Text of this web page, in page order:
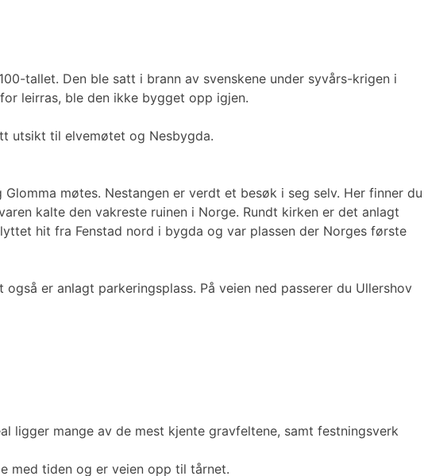
tallet. Den ble satt i brann av svenskene under syvårs-krigen i
leirras, ble den ikke bygget opp igjen.
utsikt til elvemøtet og Nesbygda.
møtes. Nestangen er verdt et besøk i seg selv. Her finner du
kalte den vakreste ruinen i Norge. Rundt kirken er det anlagt
hit fra Fenstad nord i bygda og var plassen der Norges første
er anlagt parkeringsplass. På veien ned passerer du Ullershov
ligger mange av de mest kjente gravfeltene, samt festningsverk
med tiden og er veien opp til tårnet.